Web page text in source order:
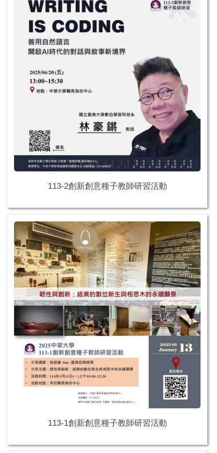
113-2創新創意種子教師研習活動
113-1創新創意種子教師研習活動